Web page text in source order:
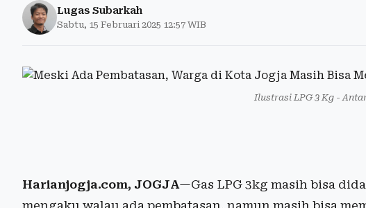
Lugas Subarkah
Sabtu, 15 Februari 2025 12:57 WIB
Ilustrasi LPG 3 Kg -
Harianjogja.com, JOGJA—Gas LPG 3kg masih bisa
mengaku walau ada pembatasan, namun masih bisa